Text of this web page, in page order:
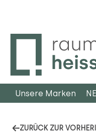
Unsere Marken
ZURÜCK ZUR